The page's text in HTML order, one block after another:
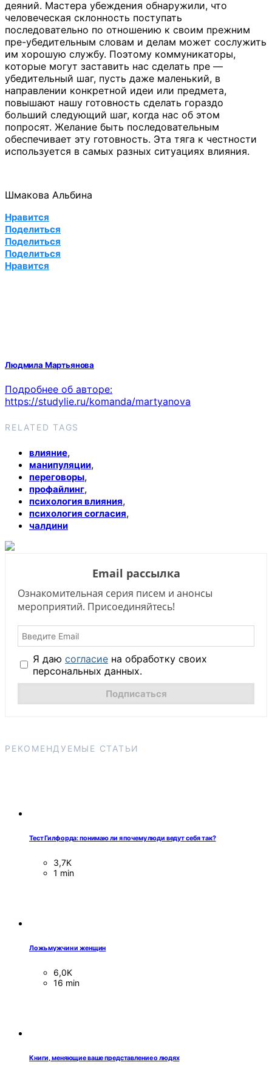
деяний. Мастера убеждения обнаружили, что
человеческая склонность поступать
последовательно по отношению к своим прежним
пре-убедительным словам и делам может сослужить
им хорошую службу. Поэтому коммуникаторы,
которые могут заставить нас сделать пре —
убедительный шаг, пусть даже маленький, в
направлении конкретной идеи или предмета,
повышают нашу готовность сделать гораздо
больший следующий шаг, когда нас об этом
попросят. Желание быть последовательным
обеспечивает эту готовность. Эта тяга к честности
используется в самых разных ситуациях влияния.
Шмакова Альбина
Нравится
Поделиться
Поделиться
Поделиться
Нравится
Людмила Мартьянова
Подробнее об авторе:
https://studylie.ru/komanda/martyanova
RELATED TAGS
влияние,
манипуляции,
переговоры,
профайлинг,
психология влияния,
психология согласия,
чалдини
Email рассылка
Ознакомительная серия писем и анонсы
мероприятий. Присоединяйтесь!
Я даю согласие на обработку своих
персональных данных.
РЕКОМЕНДУЕМЫЕ СТАТЬИ
Тест Гилфорда: понимаю ли я почему люди ведут себя так?
3,7K
1 min
Ложь мужчин и женщин
6,0K
16 min
Книги, меняющие ваше представление о людях